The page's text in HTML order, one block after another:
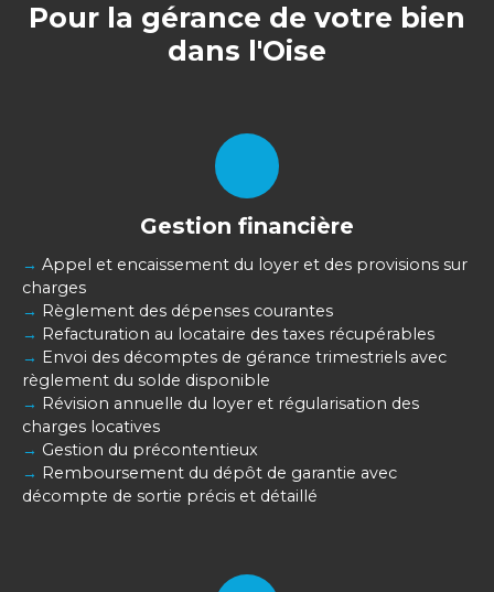
Pour la gérance de votre bien
dans l'Oise
Gestion financière
→ Appel et encaissement du loyer et des provisions sur
charges
→ Règlement des dépenses courantes
→ Refacturation au locataire des taxes récupérables
→ Envoi des décomptes de gérance trimestriels avec
règlement du solde disponible
→ Révision annuelle du loyer et régularisation des
charges locatives
→ Gestion du précontentieux
→ Remboursement du dépôt de garantie avec
décompte de sortie précis et détaillé